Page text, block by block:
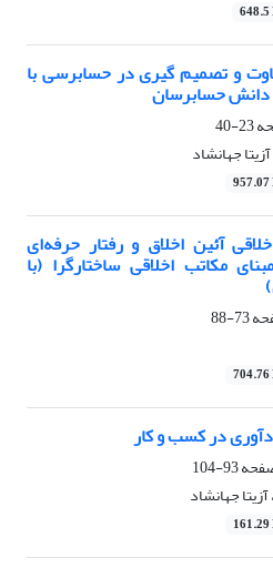
و تصمیم گیری در حسابرسی با
دانش حسابرسان
23-40
جهانشاد
آئین اخلاق و رفتار حرفه‌ای
مکاتب اخلاقی ساختارگرا (با
73-88
در کسب و کار
93-104
جهانشاد